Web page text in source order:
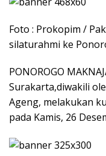
Foto : Prokopim /
silaturahmi ke
​PONOROGO
Surakarta,diwakili
Ageng, melakukan
pada Kamis, 26